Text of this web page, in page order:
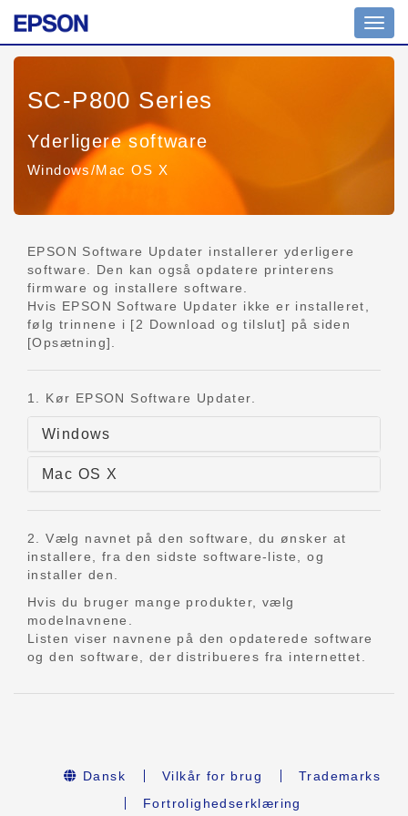
Skift
SC-P800 Series
Yderligere software
Windows/Mac OS X
EPSON Software Updater installerer yderligere
software. Den kan også opdatere printerens
firmware og installere software.
Hvis EPSON Software Updater ikke er installeret,
følg trinnene i [2 Download og tilslut] på siden
[Opsætning].
1. Kør EPSON Software Updater.
Windows
Mac OS X
2. Vælg navnet på den software, du ønsker at
installere, fra den sidste software-liste, og
installer den.
Hvis du bruger mange produkter, vælg
modelnavnene.
Listen viser navnene på den opdaterede software
og den software, der distribueres fra internettet.
Dansk Vilkår for brug
Trademarks
Fortrolighedserklæring